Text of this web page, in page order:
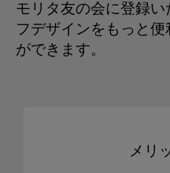
モリタ友の会に登録い
フデザインをもっと
ができます。
メリ